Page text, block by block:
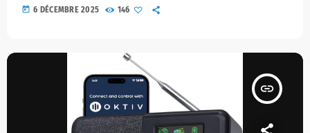
today 6 DÉCEMBRE 2025 146
insert_link